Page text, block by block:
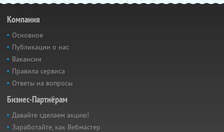
Компания
Основное
Публикации о нас
Вакансии
Правила сервиса
Ответы на вопросы
Бизнес-Партнёрам
Давайте сделаем акцию!
Заработайте, как Вебмастер